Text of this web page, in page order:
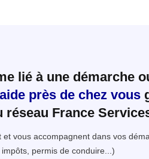
lié à une démarche
près de chez vous
France
vous accompagnent dans vos
permis de conduire...)